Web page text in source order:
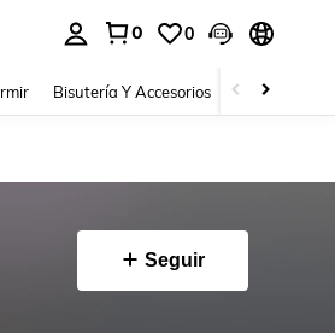
0 0
Bisutería Y Accesorios Zapatos
Seguir